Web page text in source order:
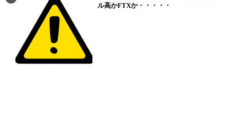
ル高かFTXか・・・・・